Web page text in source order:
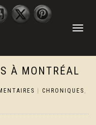
DÉPLIER
À MONTRÉAL
CHRONIQUES ,